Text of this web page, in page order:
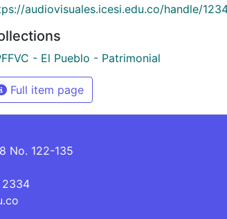
audiovisuales.icesi.edu.co/handle/
- El Pueblo - Patrimonial
Full item page
No. 122-135
2334